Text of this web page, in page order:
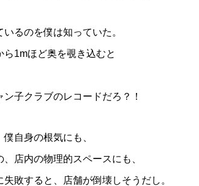
るのを僕は知っていた。
1mほど奥を覗き込むと
子クラブのレコードだろ？！
自身の根気にも、
店内の物理的スペースにも、
敗すると、店舗が倒壊しそうだし。